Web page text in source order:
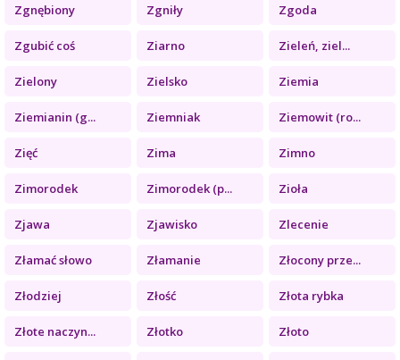
Zgnębiony Zgniły Zgoda
Zgubić coś Ziarno Zieleń, ziel...
Zielony Zielsko Ziemia
Ziemianin (g... Ziemniak Ziemowit (ro...
Zięć Zima Zimno
Zimorodek Zimorodek (p... Zioła
Zjawa Zjawisko Zlecenie
Złamać słowo Złamanie Złocony prze...
Złodziej Złość Złota rybka
Złote naczyn... Złotko Złoto